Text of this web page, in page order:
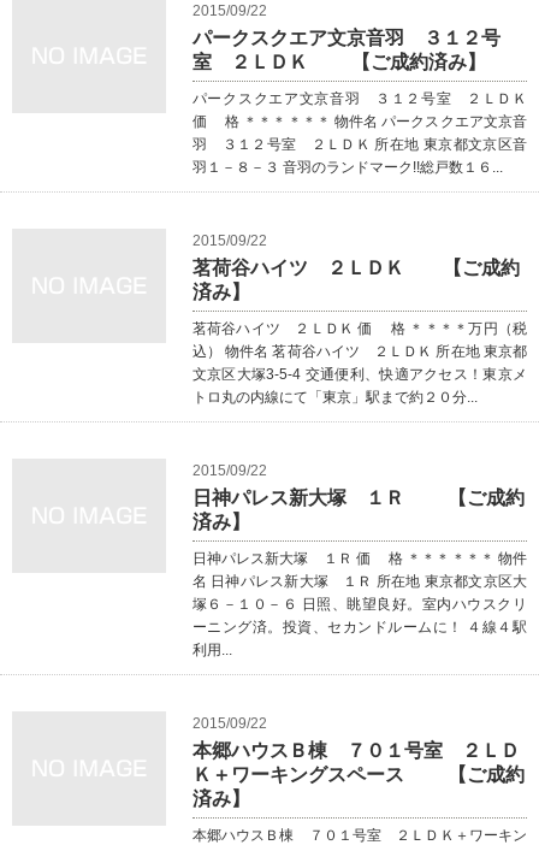
2015/09/22
パークスクエア文京音羽 ３１２号
室 ２ＬＤＫ 【ご成約済み】
パークスクエア文京音羽 ３１２号室 ２ＬＤＫ
価 格 ＊＊＊＊＊＊ 物件名 パークスクエア文京音
羽 ３１２号室 ２ＬＤＫ 所在地 東京都文京区音
羽１－８－３ 音羽のランドマーク!!総戸数１６...
2015/09/22
茗荷谷ハイツ ２ＬＤＫ 【ご成約
済み】
茗荷谷ハイツ ２ＬＤＫ 価 格 ＊＊＊＊万円（税
込） 物件名 茗荷谷ハイツ ２ＬＤＫ 所在地 東京都
文京区大塚3-5-4 交通便利、快適アクセス！東京メ
トロ丸の内線にて「東京」駅まで約２０分...
2015/09/22
日神パレス新大塚 １Ｒ 【ご成約
済み】
日神パレス新大塚 １Ｒ 価 格 ＊＊＊＊＊＊ 物件
名 日神パレス新大塚 １Ｒ 所在地 東京都文京区大
塚６－１０－６ 日照、眺望良好。室内ハウスクリ
ーニング済。投資、セカンドルームに！ ４線４駅
利用...
2015/09/22
本郷ハウスＢ棟 ７０１号室 ２ＬＤ
Ｋ＋ワーキングスペース 【ご成約
済み】
本郷ハウスＢ棟 ７０１号室 ２ＬＤＫ＋ワーキン